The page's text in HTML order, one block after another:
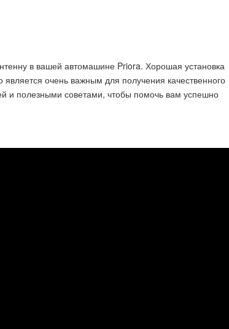
в вашей автомашине Priora. Хорошая установка
очень важным для получения качественного
и полезными советами, чтобы помочь вам успешно